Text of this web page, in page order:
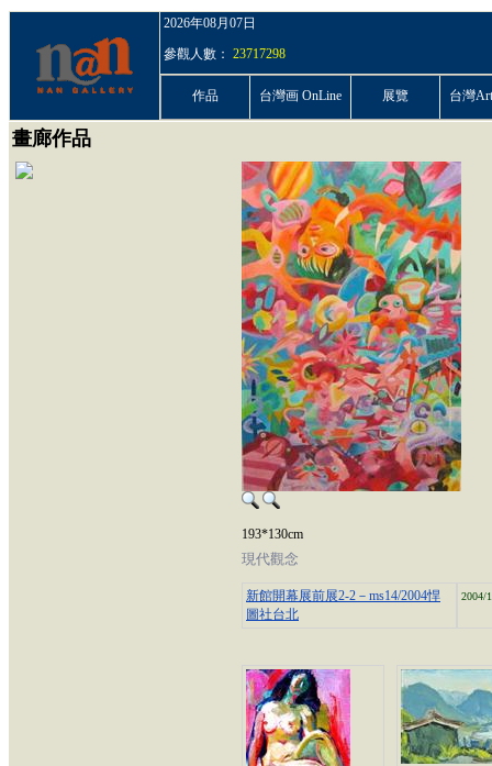
2026年08月07日
參觀人數： 23717298
作品 台灣画 OnLine 展覽 台灣
畫廊作品
193*130cm
現代觀念
新館開幕展前展2-2－ms14/2004悍
圖社台北
2004/